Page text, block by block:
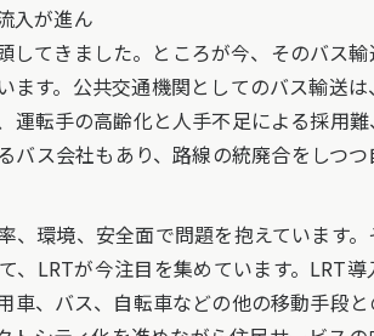
入が進ん
てきました。ところが今、そのバス
す。公共交通機関としてのバス輸送
転手の高齢化と人手不足による採用
ス会社もあり、路線の統廃合をしつ
環境、安全面で問題を抱えています
LRTが今注目を集めています。LRT
、バス、自転車などの他の移動手段